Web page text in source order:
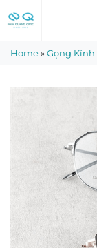
to
Home»Gọng Kính